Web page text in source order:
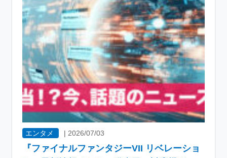
エンタメ |2026/07/03
『ファイナルファンタジーVII リベレーショ